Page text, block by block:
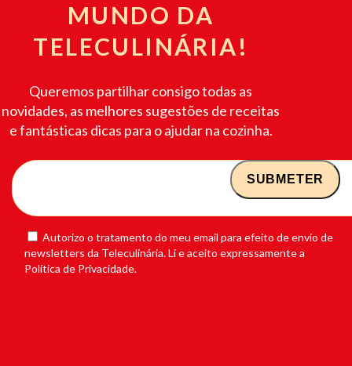
MUNDO DA
TELECULINÁRIA!
Queremos partilhar consigo todas as
novidades, as melhores sugestões de receitas
e fantásticas dicas para o ajudar na cozinha.
Autorizo o tratamento do meu email para efeito de envio de
newsletters da Teleculinária. Li e aceito expressamente a
Política de Privacidade.